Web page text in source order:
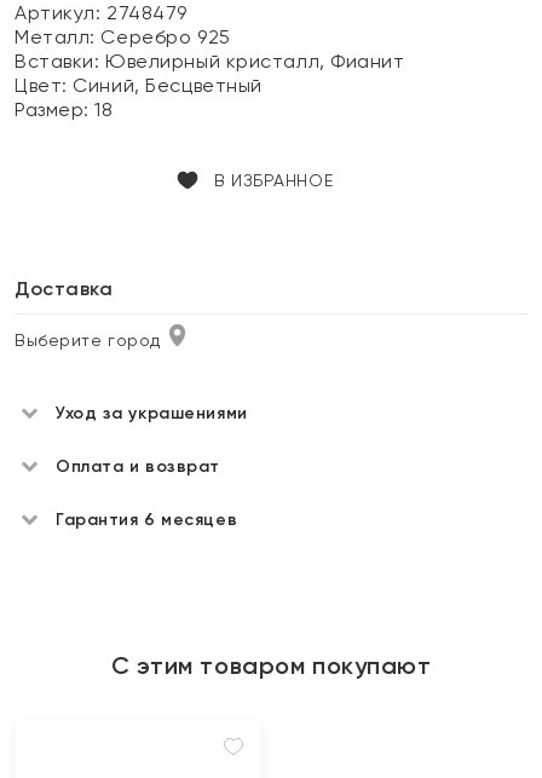
Артикул: 2748479
Металл: Серебро 925
Вставки:Ювелирный кристалл, Фианит
Цвет: Синий, Бесцветный
Размер:18
В ИЗБРАННОЕ
Доставка
Выберите город
Уход за украшениями
Оплата и возврат
Гарантия 6 месяцев
С этим товаром покупают